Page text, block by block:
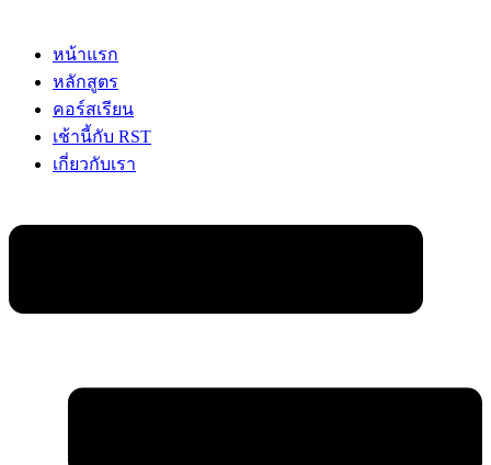
หน้าแรก
หลักสูตร
คอร์สเรียน
เช้านี้กับ RST
เกี่ยวกับเรา